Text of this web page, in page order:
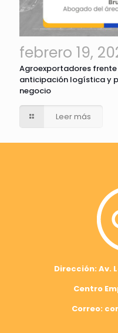
febrero 19,
Agroexportadores
anticipación logística y
negocio
Leer más
Dirección: Av. La
Centro
Correo: